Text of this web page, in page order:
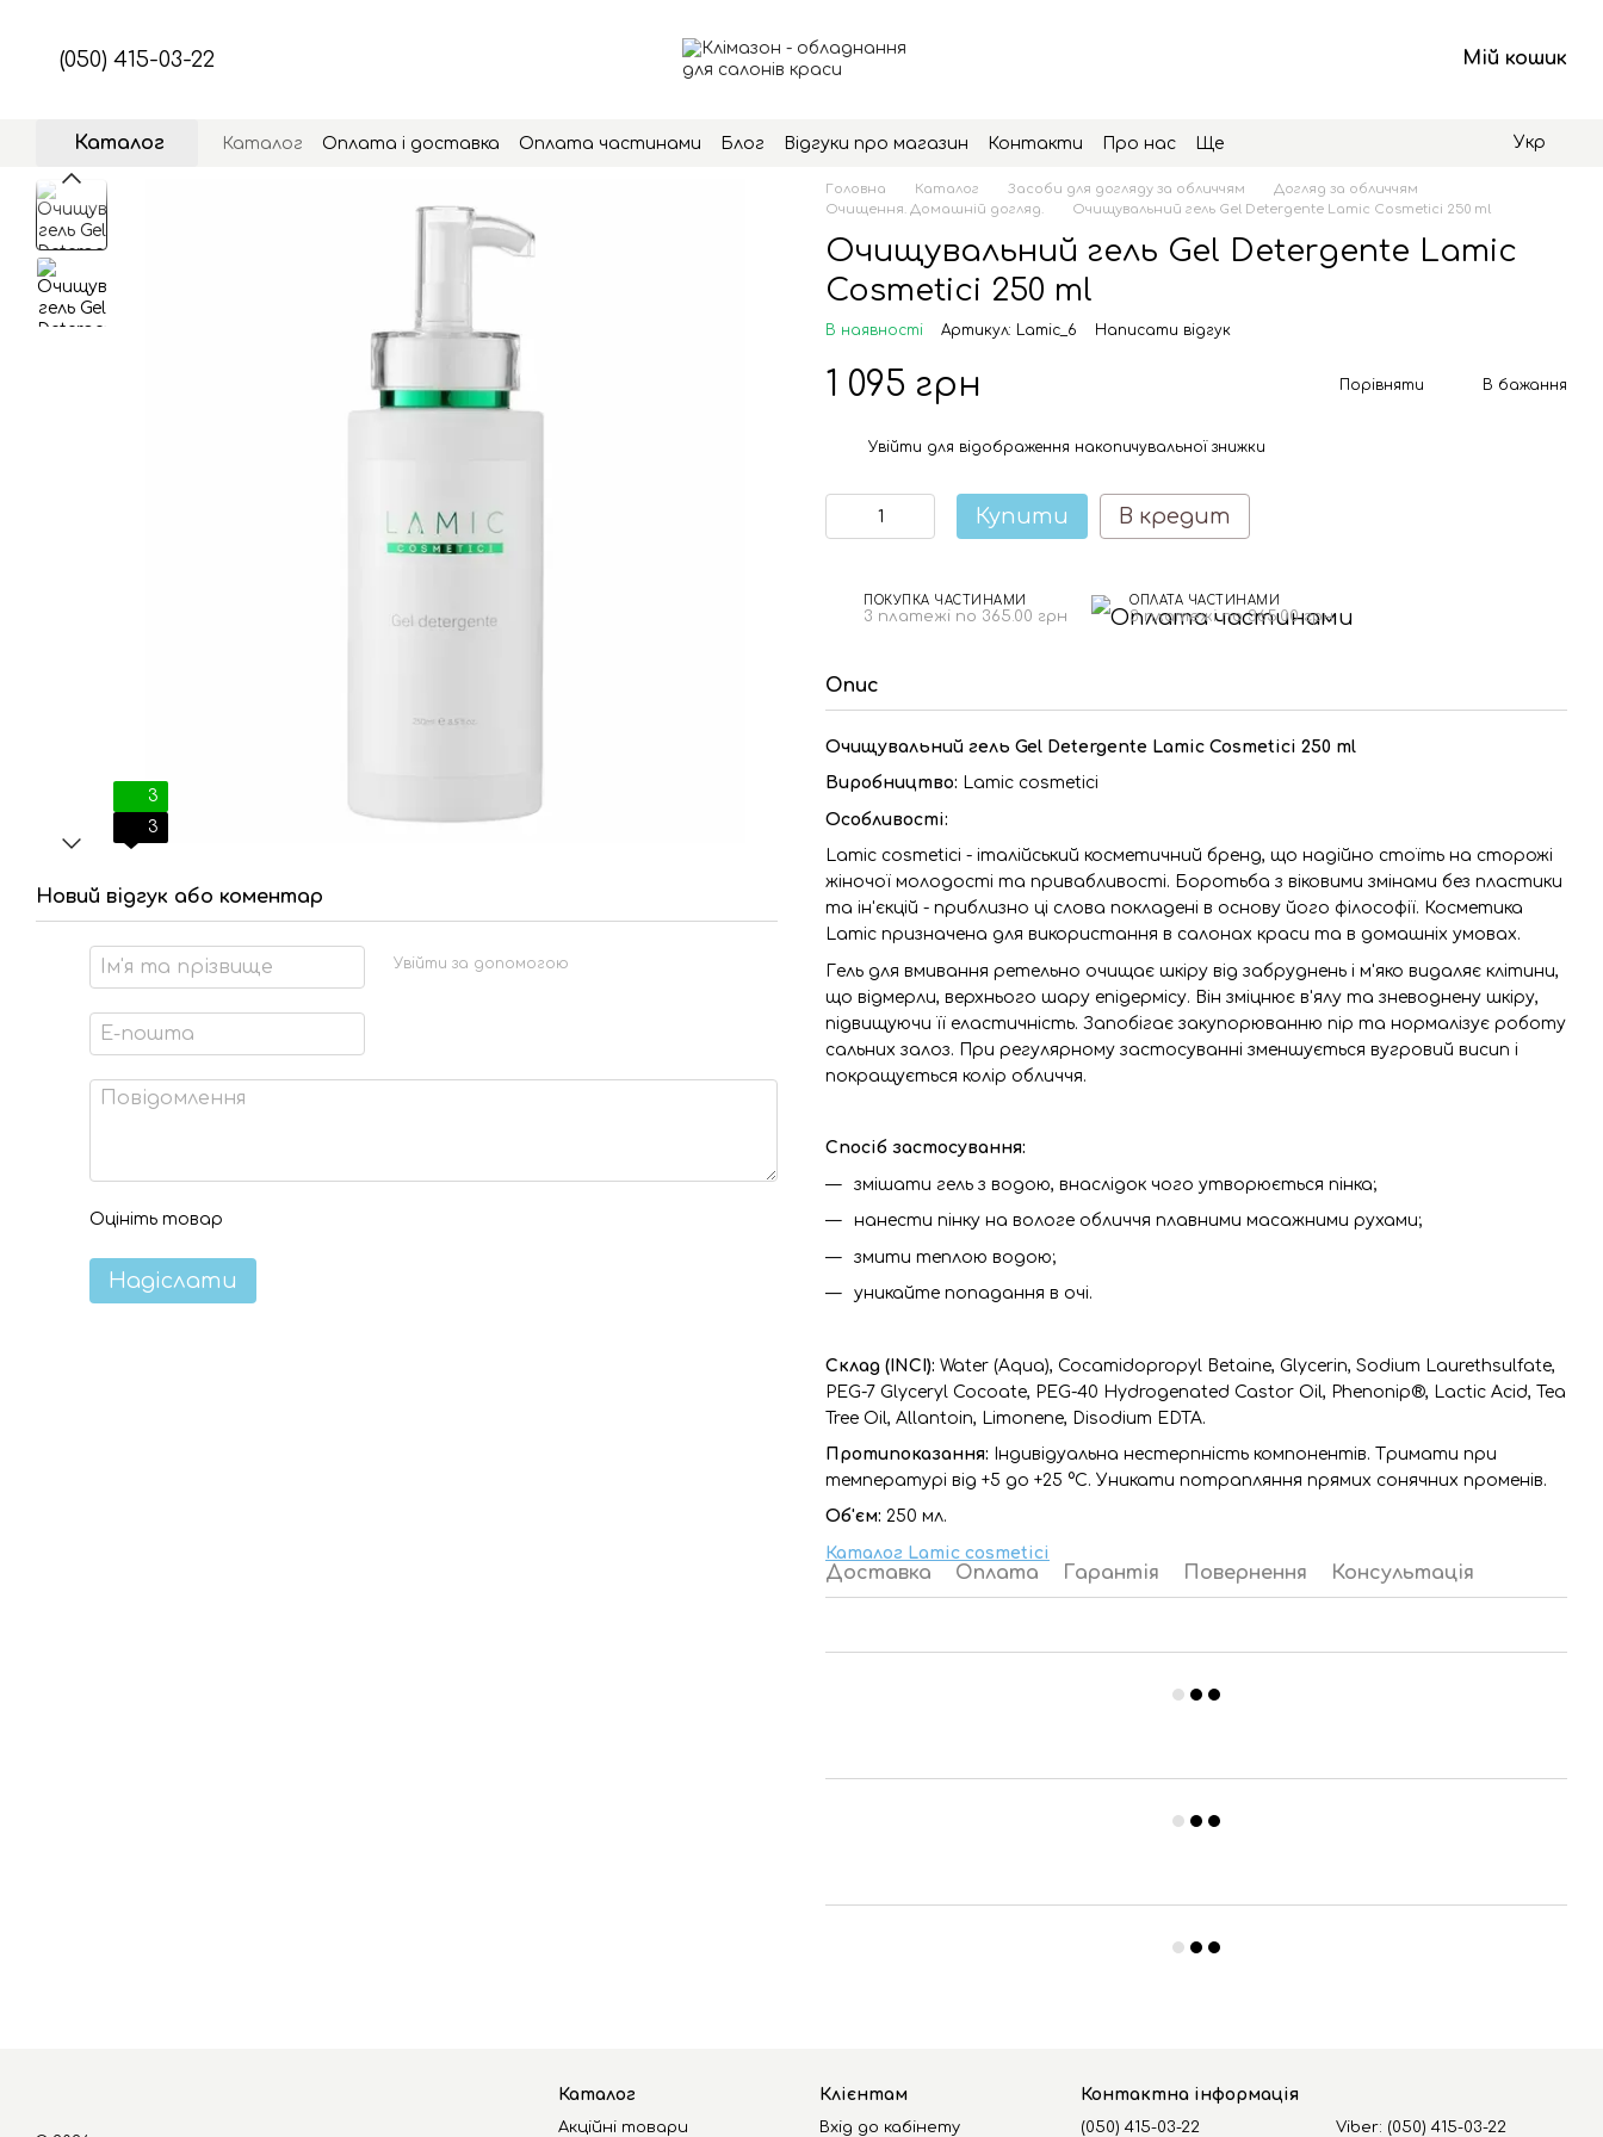
(050) 415-03-22 Мій кошик
Каталог Каталог Оплата і доставка Оплата частинами Блог Відгуки про магазин Контакти Про нас Ще Укр
3
3
Новий відгук або коментар
Увійти за допомогою
Оцініть товар
Надіслати
Головна Каталог Засоби для догляду за обличчям
Догляд за обличчям
Очищення. Домашній догляд.
Очищувальний гель Gel Detergente Lamic Cosmetici 250 ml
Очищувальний гель Gel Detergente Lamic
Cosmetici 250 ml
В наявності Артикул: Lamic_6 Написати відгук
1 095 грн Порівняти В бажання
Увійти для відображення накопичувальної знижки
Купити В кредит
ПОКУПКА ЧАСТИНАМИ
3 платежі по 365.00 грн
ОПЛАТА ЧАСТИНАМИ
3 платежі по 365.00 грн
Опис
Очищувальний гель Gel Detergente Lamic Cosmetici 250 ml
Виробництво: Lamic cosmetici
Особливості:
Lamic cosmetici - італійський косметичний бренд, що надійно стоїть на сторожі
жіночої молодості та привабливості. Боротьба з віковими змінами без пластики
та ін'єкцій - приблизно ці слова покладені в основу його філософії. Косметика
Lamic призначена для використання в салонах краси та в домашніх умовах.
Гель для вмивання ретельно очищає шкіру від забруднень і м'яко видаляє клітини,
що відмерли, верхнього шару епідермісу. Він зміцнює в'ялу та зневоднену шкіру,
підвищуючи її еластичність. Запобігає закупорюванню пір та нормалізує роботу
сальних залоз. При регулярному застосуванні зменшується вугровий висип і
покращується колір обличчя.
Спосіб застосування:
змішати гель з водою, внаслідок чого утворюється пінка;
нанести пінку на вологе обличчя плавними масажними рухами;
змити теплою водою;
уникайте попадання в очі.
Склад (INCI): Water (Aqua), Cocamidopropyl Betaine, Glycerin, Sodium Laurethsulfate,
PEG-7 Glyceryl Cocoate, PEG-40 Hydrogenated Castor Oil, Phenonip®, Lactic Acid, Tea
Tree Oil, Allantoin, Limonene, Disodium EDTA.
Протипоказання: Індивідуальна нестерпність компонентів. Тримати при
температурі від +5 до +25 °C. Уникати потрапляння прямих сонячних променів.
Об'єм: 250 мл.
Каталог Lamic cosmetici
Доставка Оплата Гарантія Повернення Консультація
Каталог
Акційні товари
Клієнтам
Вхід до кабінету
Контактна інформація
(050) 415-03-22 Viber: (050) 415-03-22